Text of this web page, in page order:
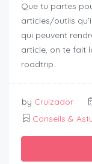
Que tu partes
articles/outils
qui peuvent
article, on te fait
roadtrip.
by Cruizador
Conseils &